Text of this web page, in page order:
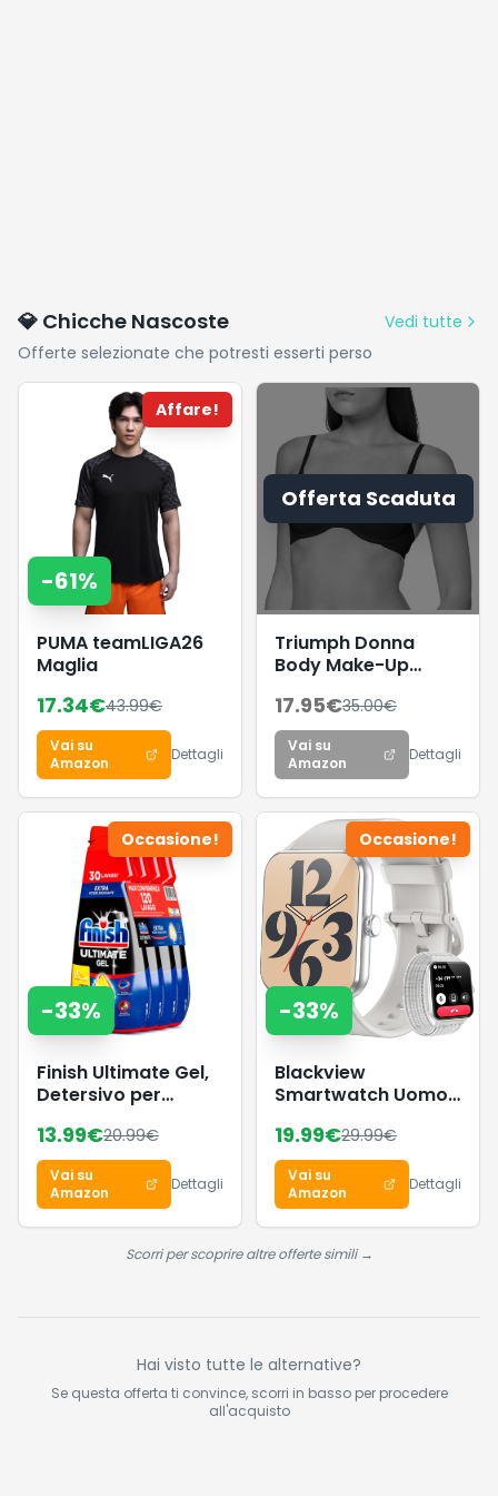
💎 Chicche Nascoste
Vedi tutte
Offerte selezionate che potresti esserti perso
Affare!
-61%
PUMA teamLIGA26
Maglia
17.34€43.99€
Vai su
Amazon
Dettagli
Offerta Scaduta
Triumph Donna
Body Make-Up
bra, BLACK, 4B
17.95€35.00€
Vai su
Amazon
Dettagli
Occasione!
-33%
Finish Ultimate Gel,
Detersivo per
Lavaggi, 4
confezioni da 30
Lavaggi, Limone,
Extra Potere
Sgrassante, Extra
Brillantezza, Pulizia
13.99€20.99€
Vai su
Amazon
Dettagli
Occasione!
-33%
Blackview
Smartwatch Uomo
Rispondi alle
Chiamate,1,85''
Orologio Intelligente
Monitoraggio del
Sonno, Calcolatori
19.99€29.99€
Vai su
Amazon
Dettagli
Scorri per scoprire altre offerte simili →
Hai visto tutte le alternative?
Se questa offerta ti convince, scorri in basso per procedere
all'acquisto